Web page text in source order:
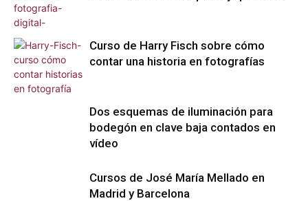
Curso de Harry Fisch sobre cómo
contar una historia en fotografías
Dos esquemas de iluminación para
bodegón en clave baja contados en
vídeo
Cursos de José María Mellado en
Madrid y Barcelona